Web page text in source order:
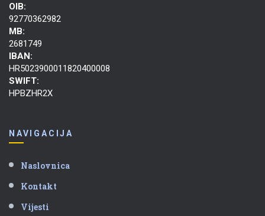
OIB:
92770362982
MB:
2681749
IBAN:
HR5023900011820400008
SWIFT:
HPBZHR2X
NAVIGACIJA
Naslovnica
Kontakt
Vijesti